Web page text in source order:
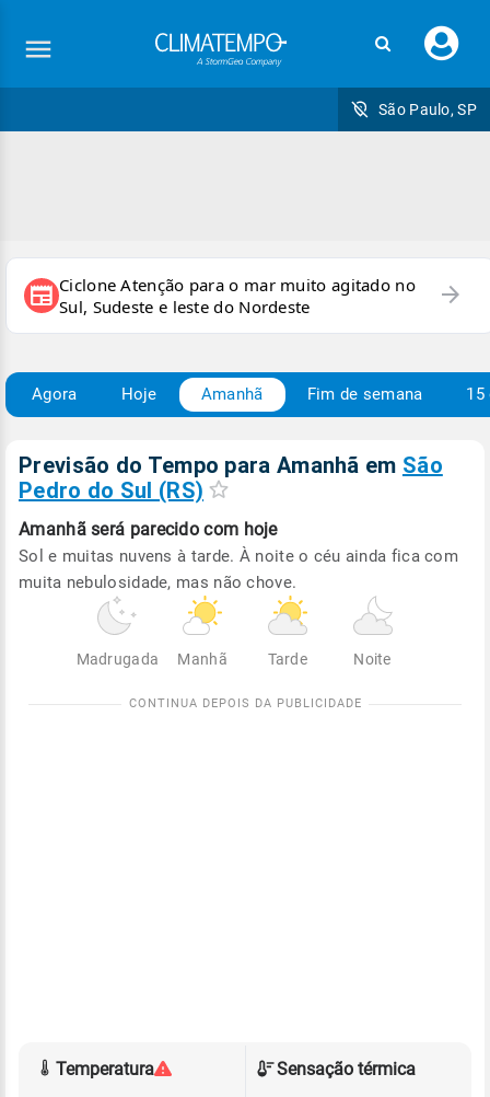
seu
São Paulo, SP
newspaper Ciclone Atenção para o mar muito agitado no
Sul, Sudeste e leste do Nordeste
arrow_forward
Agora Hoje Amanhã Fim de semana 15
Previsão do Tempo para Amanhã em São
Pedro do Sul (RS)
Amanhã será parecido com hoje
Sol e muitas nuvens à tarde. À noite o céu ainda fica com
muita nebulosidade, mas não chove.
Madrugada Manhã Tarde Noite
Temperatura
Sensação térmica